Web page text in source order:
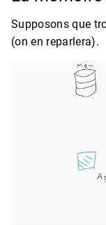
Supposons que
(on en reparlera).